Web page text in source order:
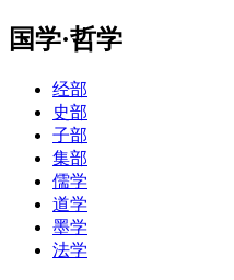
国学·哲学
经部
史部
子部
集部
儒学
道学
墨学
法学